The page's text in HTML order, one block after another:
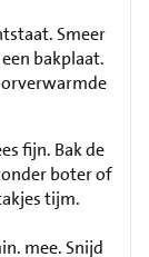
Smeer
bakplaat.
fijn. Bak de
boter of
tijm.
mee. Snijd